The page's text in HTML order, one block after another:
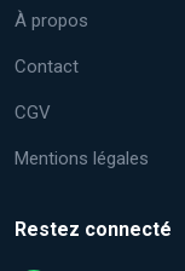
À propos
Contact
CGV
Mentions légales
Restez connecté